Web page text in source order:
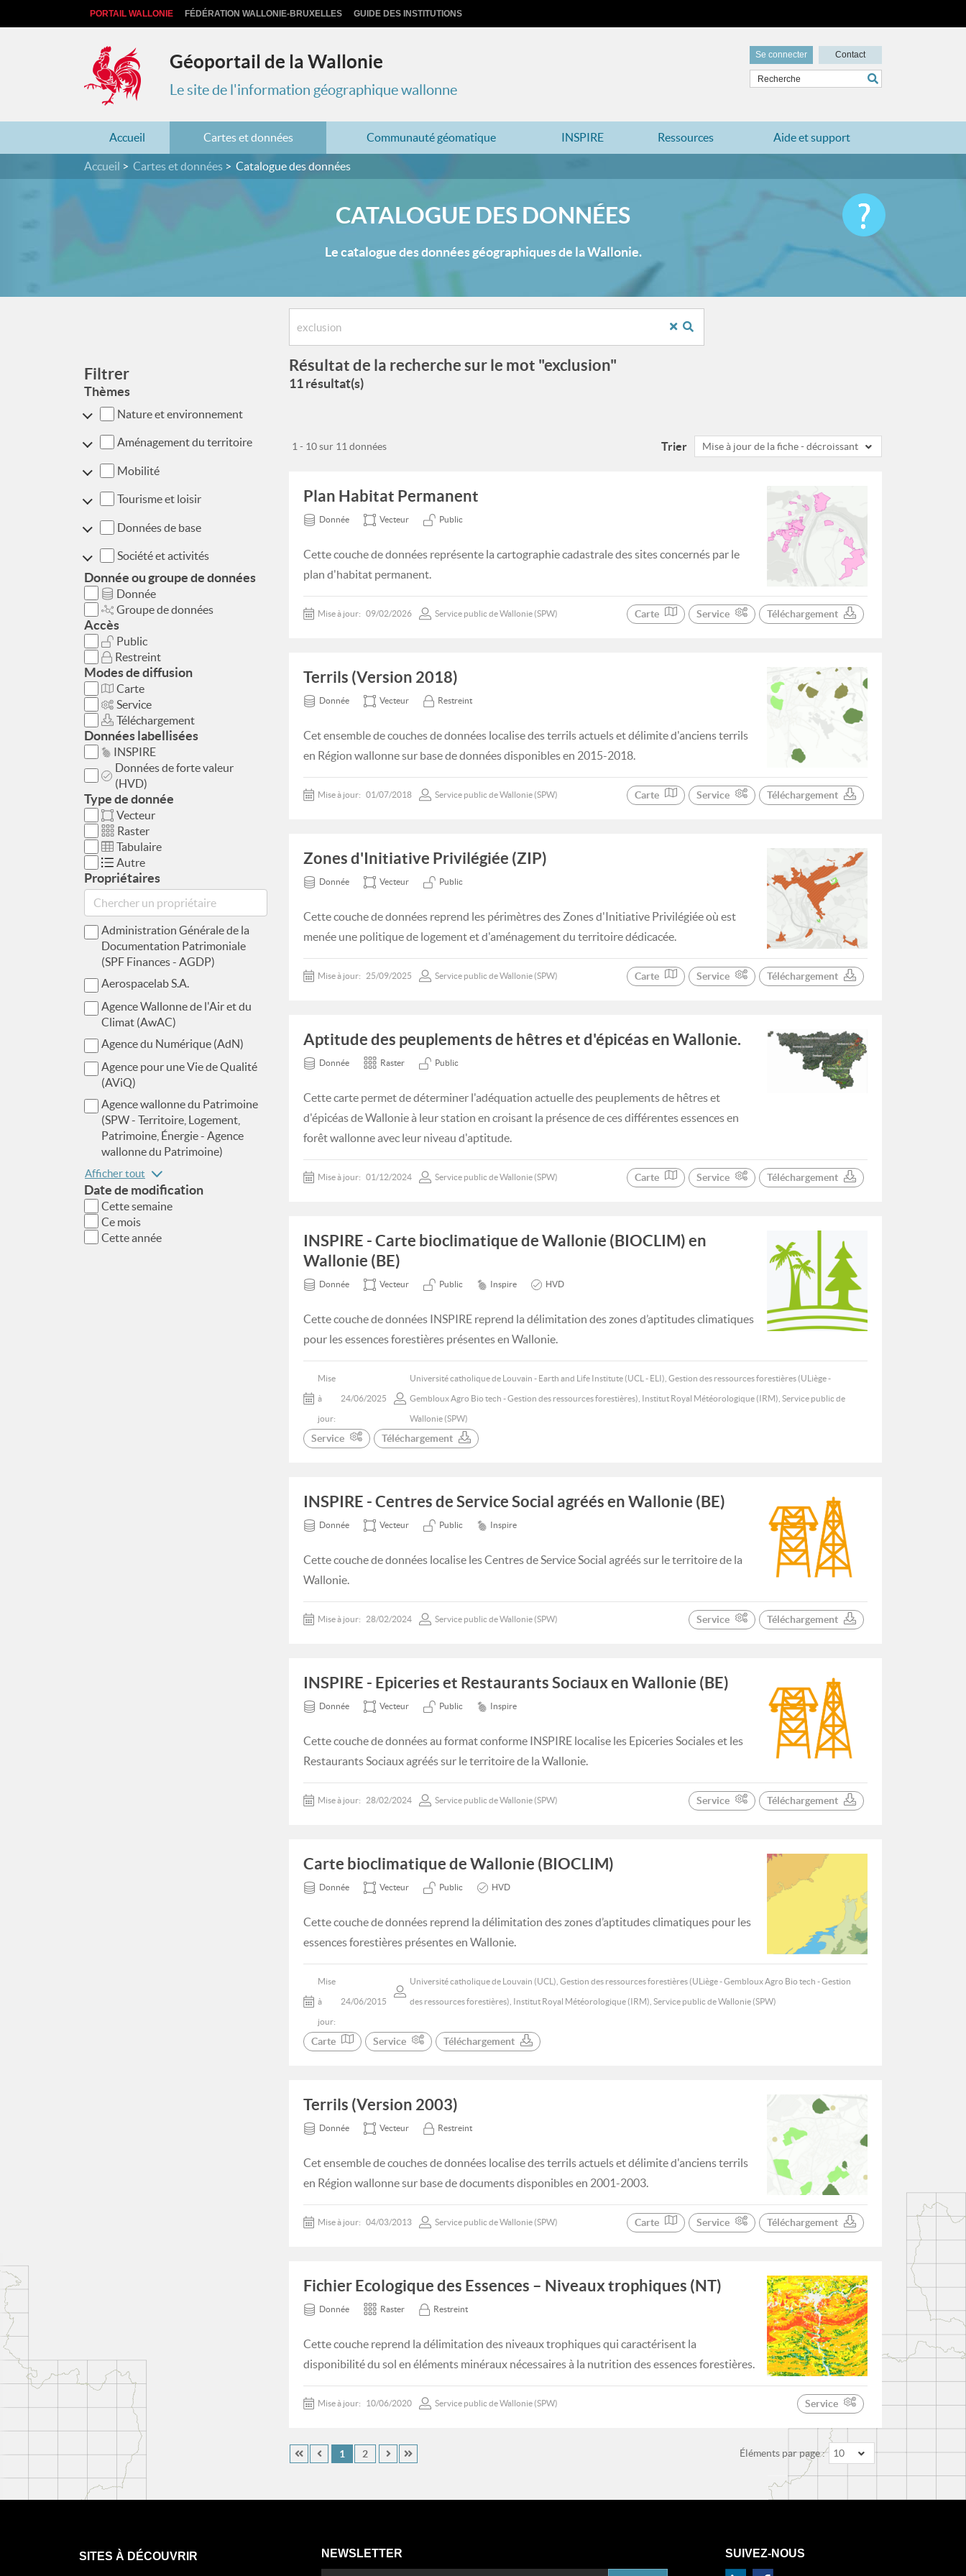
PORTAIL WALLONIE FÉDÉRATION WALLONIE-BRUXELLES GUIDE DES INSTITUTIONS
Géoportail de la Wallonie
Le site de l'information géographique wallonne
Se connecter Contact
Accueil Cartes et données Communauté géomatique INSPIRE Ressources Aide et support
Accueil Cartes et données Catalogue des données
CATALOGUE DES DONNÉES
Le catalogue des données géographiques de la Wallonie.
Filtrer
Thèmes
Nature et environnement
Aménagement du territoire
Mobilité
Tourisme et loisir
Données de base
Société et activités
Donnée ou groupe de données
Donnée
Groupe de données
Accès
Public
Restreint
Modes de diffusion
Carte
Service
Téléchargement
Données labellisées
INSPIRE
Données de forte valeur
(HVD)
Type de donnée
Vecteur
Raster
Tabulaire
Autre
Propriétaires
Administration Générale de la
Documentation Patrimoniale
(SPF Finances - AGDP)
Aerospacelab S.A.
Agence Wallonne de l'Air et du
Climat (AwAC)
Agence du Numérique (AdN)
Agence pour une Vie de Qualité
(AViQ)
Agence wallonne du Patrimoine
(SPW - Territoire, Logement,
Patrimoine, Énergie - Agence
wallonne du Patrimoine)
Afficher tout
Date de modification
Cette semaine
Ce mois
Cette année
Résultat de la recherche sur le mot "exclusion"
11 résultat(s)
Trier Mise à jour de la fiche - décroissant
1 - 10 sur 11 données
Plan Habitat Permanent
Donnée Vecteur Public
Cette couche de données représente la cartographie cadastrale des sites concernés par le
plan d'habitat permanent.
Mise à jour: 09/02/2026 Service public de Wallonie (SPW) Carte Service Téléchargement
Terrils (Version 2018)
Donnée Vecteur Restreint
Cet ensemble de couches de données localise des terrils actuels et délimite d'anciens terrils
en Région wallonne sur base de données disponibles en 2015-2018.
Mise à jour: 01/07/2018 Service public de Wallonie (SPW) Carte Service Téléchargement
Zones d'Initiative Privilégiée (ZIP)
Donnée Vecteur Public
Cette couche de données reprend les périmètres des Zones d'Initiative Privilégiée où est
menée une politique de logement et d'aménagement du territoire dédicacée.
Mise à jour: 25/09/2025 Service public de Wallonie (SPW) Carte Service Téléchargement
Aptitude des peuplements de hêtres et d'épicéas en Wallonie.
Donnée Raster Public
Cette carte permet de déterminer l'adéquation actuelle des peuplements de hêtres et
d'épicéas de Wallonie à leur station en croisant la présence de ces différentes essences en
forêt wallonne avec leur niveau d'aptitude.
Mise à jour: 01/12/2024 Service public de Wallonie (SPW) Carte Service Téléchargement
INSPIRE - Carte bioclimatique de Wallonie (BIOCLIM) en
Wallonie (BE)
Donnée Vecteur Public Inspire HVD
Cette couche de données INSPIRE reprend la délimitation des zones d’aptitudes climatiques
pour les essences forestières présentes en Wallonie.
Mise
à
jour:
24/06/2025
Université catholique de Louvain - Earth and Life Institute (UCL - ELI), Gestion des ressources forestières (ULiège -
Gembloux Agro Bio tech - Gestion des ressources forestières), Institut Royal Météorologique (IRM), Service public de
Wallonie (SPW)
Service Téléchargement
INSPIRE - Centres de Service Social agréés en Wallonie (BE)
Donnée Vecteur Public Inspire
Cette couche de données localise les Centres de Service Social agréés sur le territoire de la
Wallonie.
Mise à jour: 28/02/2024 Service public de Wallonie (SPW) Service Téléchargement
INSPIRE - Epiceries et Restaurants Sociaux en Wallonie (BE)
Donnée Vecteur Public Inspire
Cette couche de données au format conforme INSPIRE localise les Epiceries Sociales et les
Restaurants Sociaux agréés sur le territoire de la Wallonie.
Mise à jour: 28/02/2024 Service public de Wallonie (SPW) Service Téléchargement
Carte bioclimatique de Wallonie (BIOCLIM)
Donnée Vecteur Public HVD
Cette couche de données reprend la délimitation des zones d’aptitudes climatiques pour les
essences forestières présentes en Wallonie.
Mise
à
jour:
24/06/2015
Université catholique de Louvain (UCL), Gestion des ressources forestières (ULiège - Gembloux Agro Bio tech - Gestion
des ressources forestières), Institut Royal Météorologique (IRM), Service public de Wallonie (SPW)
Carte Service Téléchargement
Terrils (Version 2003)
Donnée Vecteur Restreint
Cet ensemble de couches de données localise des terrils actuels et délimite d'anciens terrils
en Région wallonne sur base de documents disponibles en 2001-2003.
Mise à jour: 04/03/2013 Service public de Wallonie (SPW) Carte Service Téléchargement
Fichier Ecologique des Essences – Niveaux trophiques (NT)
Donnée Raster Restreint
Cette couche reprend la délimitation des niveaux trophiques qui caractérisent la
disponibilité du sol en éléments minéraux nécessaires à la nutrition des essences forestières.
Mise à jour: 10/06/2020 Service public de Wallonie (SPW) Service
Éléments par page : 10
1 2
SITES À DÉCOUVRIR NEWSLETTER SUIVEZ-NOUS